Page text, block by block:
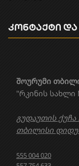
შოურუმი
"რკინის სახლი
გუდაუთის
თბილისი
555 004 020
კონტაქტი